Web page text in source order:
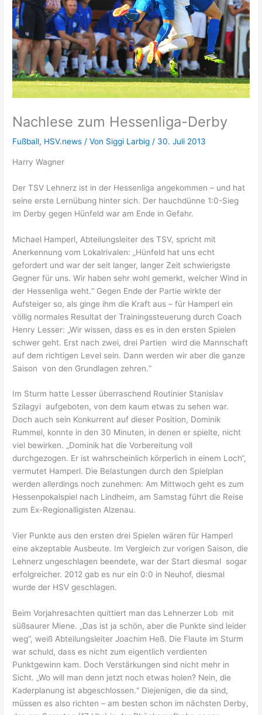
Nachlese zum Hessenliga-Derby
Fußball, HSV.news / Von Siggi Larbig / 30. Juli 2013
Harry Wagner
Der TSV Lehnerz ist in der Hessenliga angekommen – und hat
seine erste Lernübung hinter sich. Der hauchdünne 1:0-Sieg
im Derby gegen Hünfeld war am Ende in Gefahr.
Michael Hamperl, Abteilungsleiter des TSV, spricht mit
Anerkennung vom Lokalrivalen: „Hünfeld hat uns echt
gefordert und war der seit langer, langer Zeit schwierigste
Gegner für uns. Wir haben sehr wohl gemerkt, welcher Wind in
der Hessenliga weht.“ Gegen Ende der Partie wirkte der
Aufsteiger so, als ginge ihm die Kraft aus – für Hamperl ein
völlig normales Resultat der Trainingssteuerung durch Coach
Henry Lesser: „Wir wissen, dass es es in den ersten Spielen
schwer geht. Erst nach zwei, drei Partien wird die Mannschaft
auf dem richtigen Level sein. Dann werden wir aber die ganze
Saison von den Grundlagen zehren.“
Im Sturm hatte Lesser überraschend Routinier Stanislav
Szilagyi aufgeboten, von dem kaum etwas zu sehen war.
Doch auch sein Konkurrent auf dieser Position, Dominik
Rummel, konnte in den 30 Minuten, in denen er spielte, nicht
viel bewirken. „Dominik hat die Vorbereitung voll
durchgezogen. Er ist wahrscheinlich körperlich in einem Loch“,
vermutet Hamperl. Die Belastungen durch den Spielplan
werden allerdings noch zunehmen: Am Mittwoch geht es zum
Hessenpokalspiel nach Lindheim, am Samstag führt die Reise
zum Ex-Regionalligisten Alzenau.
Vier Punkte aus den ersten drei Spielen wären für Hamperl
eine akzeptable Ausbeute. Im Vergleich zur vorigen Saison, die
Lehnerz ungeschlagen beendete, war der Start diesmal sogar
erfolgreicher. 2012 gab es nur ein 0:0 in Neuhof, diesmal
wurde der HSV geschlagen.
Beim Vorjahresachten quittiert man das Lehnerzer Lob mit
süßsaurer Miene. „Das ist ja schön, aber die Punkte sind leider
weg“, weiß Abteilungsleiter Joachim Heß. Die Flaute im Sturm
war schuld, dass es nicht zum eigentlich verdienten
Punktgewinn kam. Doch Verstärkungen sind nicht mehr in
Sicht. „Wo will man denn jetzt noch etwas holen? Nein, die
Kaderplanung ist abgeschlossen.“ Diejenigen, die da sind,
müssen es also richten – am besten schon im nächsten Derby,